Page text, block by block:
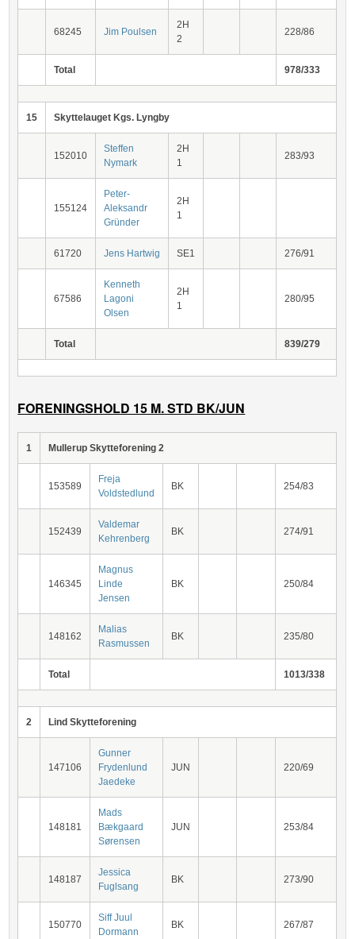
68245 Jim Poulsen
2H
2
228/86
Total 978/333
15 Skyttelauget Kgs. Lyngby
152010
Steffen
Nymark
2H
1
283/93
155124
Peter-
Aleksandr
Gründer
2H
1
61720 Jens Hartwig SE1 276/91
67586
Kenneth
Lagoni
Olsen
2H
1
280/95
Total 839/279
FORENINGSHOLD 15 M. STD BK/JUN
1 Mullerup Skytteforening 2
153589
Freja
Voldstedlund
BK 254/83
152439
Valdemar
Kehrenberg
BK 274/91
146345
Magnus
Linde
Jensen
BK 250/84
148162
Malias
Rasmussen
BK 235/80
Total 1013/338
2 Lind Skytteforening
147106
Gunner
Frydenlund
Jaedeke
JUN 220/69
148181
Mads
Bækgaard
Sørensen
JUN 253/84
148187
Jessica
Fuglsang
BK 273/90
150770
Siff Juul
Dormann
BK 267/87